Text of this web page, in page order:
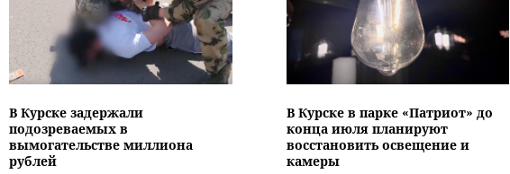
В Курске задержали
подозреваемых в
вымогательстве миллиона
рублей
В Курске в парке «Патриот» до
конца июля планируют
восстановить освещение и
камеры